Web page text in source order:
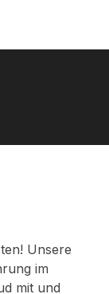
Unsere
im
mit und